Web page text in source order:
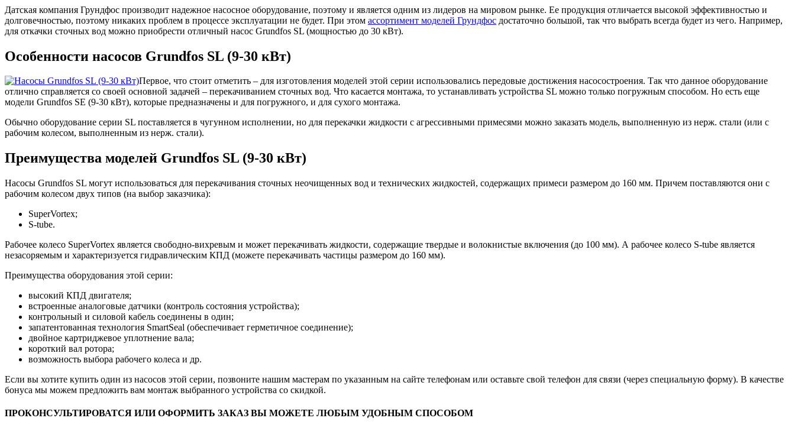
Датская компания Грундфос производит надежное насосное оборудование, поэтому и является одним из лидеров на мировом рынке. Ее продукция отличается высокой эффективностью и
долговечностью, поэтому никаких проблем в процессе эксплуатации не будет. При этом ассортимент моделей Грундфос достаточно большой, так что выбрать всегда будет из чего. Например,
для откачки сточных вод можно приобрести отличный насос Grundfos SL (мощностью до 30 кВт).
Особенности насосов Grundfos SL (9-30 кВт)
Первое, что стоит отметить – для изготовления моделей этой серии использовались передовые достижения насосостроения. Так что данное оборудование
отлично справляется со своей основной задачей – перекачиванием сточных вод. Что касается монтажа, то устанавливать устройства SL можно только погружным способом. Но есть еще
модели Grundfos SE (9-30 кВт), которые предназначены и для погружного, и для сухого монтажа.
Обычно оборудование серии SL поставляется в чугунном исполнении, но для перекачки жидкости с агрессивными примесями можно заказать модель, выполненную из нерж. стали (или с
рабочим колесом, выполненным из нерж. стали).
Преимущества моделей Grundfos SL (9-30 кВт)
Насосы Grundfos SL могут использоваться для перекачивания сточных неочищенных вод и технических жидкостей, содержащих примеси размером до 160 мм. Причем поставляются они с
рабочим колесом двух типов (на выбор заказчика):
SuperVortex;
S-tube.
Рабочее колесо SuperVortex является свободно-вихревым и может перекачивать жидкости, содержащие твердые и волокнистые включения (до 100 мм). А рабочее колесо S-tube является
незасоряемым и характеризуется гидравлическим КПД (можете перекачивать частицы размером до 160 мм).
Преимущества оборудования этой серии:
высокий КПД двигателя;
встроенные аналоговые датчики (контроль состояния устройства);
контрольный и силовой кабель соединены в один;
запатентованная технология SmartSeal (обеспечивает герметичное соединение);
двойное картриджевое уплотнение вала;
короткий вал ротора;
возможность выбора рабочего колеса и др.
Если вы хотите купить один из насосов этой серии, позвоните нашим мастерам по указанным на сайте телефонам или оставьте свой телефон для связи (через специальную форму). В качестве
бонуса мы можем предложить вам монтаж выбранного устройства со скидкой.
ПРОКОНСУЛЬТИРОВАТСЯ ИЛИ ОФОРМИТЬ ЗАКАЗ ВЫ МОЖЕТЕ ЛЮБЫМ УДОБНЫМ СПОСОБОМ